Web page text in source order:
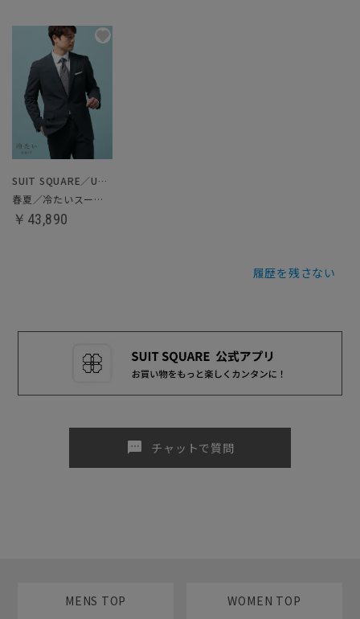
SUIT SQUARE／UNIVERSAL LANGUAGE
春夏／冷たいスーツ／ツーパンツ
￥43,890
履歴を残さない
sms チャットで質問
MENS TOP WOMEN TOP